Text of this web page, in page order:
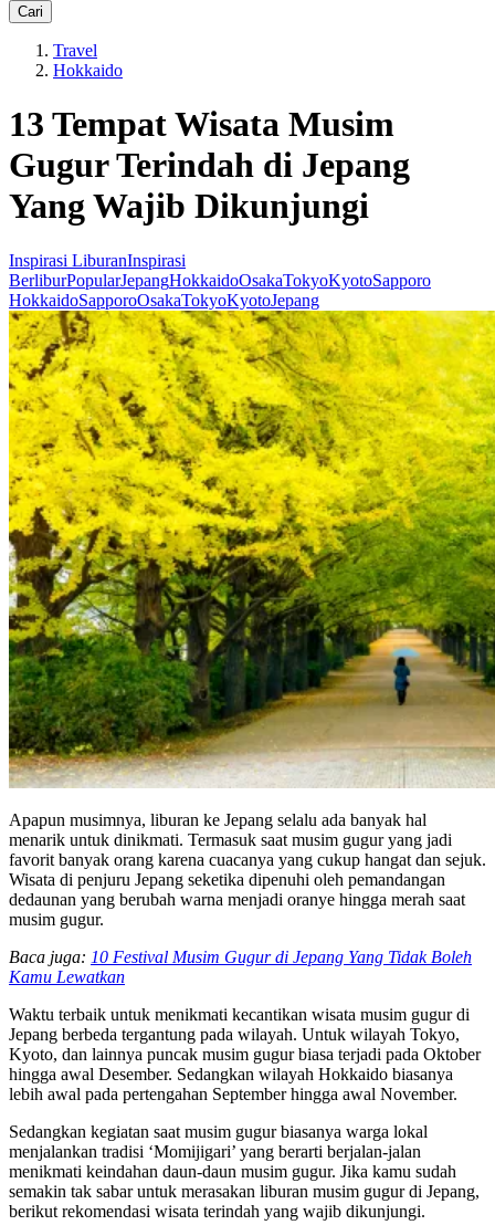
Cari
Travel
Hokkaido
13 Tempat Wisata Musim
Gugur Terindah di Jepang
Yang Wajib Dikunjungi
Inspirasi LiburanInspirasi
BerliburPopularJepangHokkaidoOsakaTokyoKyotoSapporo
HokkaidoSapporoOsakaTokyoKyotoJepang
Apapun musimnya, liburan ke Jepang selalu ada banyak hal
menarik untuk dinikmati. Termasuk saat musim gugur yang jadi
favorit banyak orang karena cuacanya yang cukup hangat dan sejuk.
Wisata di penjuru Jepang seketika dipenuhi oleh pemandangan
dedaunan yang berubah warna menjadi oranye hingga merah saat
musim gugur.
Baca juga: 10 Festival Musim Gugur di Jepang Yang Tidak Boleh
Kamu Lewatkan
Waktu terbaik untuk menikmati kecantikan wisata musim gugur di
Jepang berbeda tergantung pada wilayah. Untuk wilayah Tokyo,
Kyoto, dan lainnya puncak musim gugur biasa terjadi pada Oktober
hingga awal Desember. Sedangkan wilayah Hokkaido biasanya
lebih awal pada pertengahan September hingga awal November.
Sedangkan kegiatan saat musim gugur biasanya warga lokal
menjalankan tradisi ‘Momijigari’ yang berarti berjalan-jalan
menikmati keindahan daun-daun musim gugur. Jika kamu sudah
semakin tak sabar untuk merasakan liburan musim gugur di Jepang,
berikut rekomendasi wisata terindah yang wajib dikunjungi.